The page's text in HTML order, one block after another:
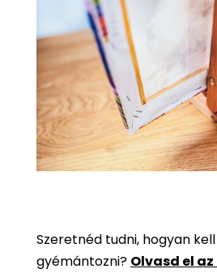
Szeretnéd tudni, hogyan
gyémántozni? Olvasd el